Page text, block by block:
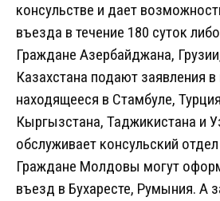
консульстве и дает
въезда в течение 180 суток
Граждане Азербайджана,
Казахстана подают заявления в
находящееся в Стамбуле,
Кыргызстана, Таджикистана и
обслуживает консульский
Граждане Молдовы могут
въезд в Бухаресте, Румыния. А